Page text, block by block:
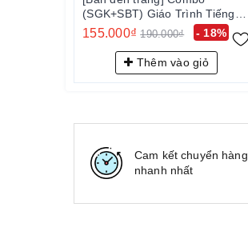
- 18%
(SGK+SBT) Giáo Trình Tiếng
Hàn Seoul 4A - 서울대 한국어
4A
155.000₫ 190.000₫
Thêm vào giỏ
Cam kết chuyển hàng
nhanh nhất